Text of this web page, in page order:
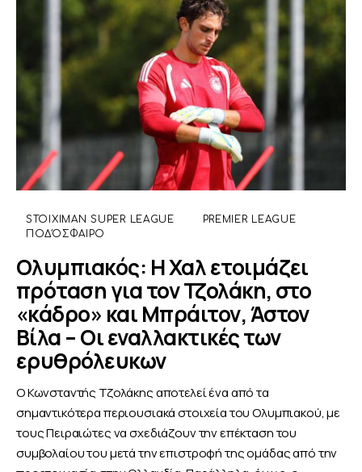
STOIXIMAN SUPER LEAGUE
PREMIER LEAGUE
ΠΟΔΌΣΦΑΙΡΟ
Ολυμπιακός: Η Χαλ ετοιμάζει
πρόταση για τον Τζολάκη, στο
«κάδρο» και Μπράιτον, Άστον
Βίλα – Οι εναλλακτικές των
ερυθρόλευκων
Ο Κωνσταντής Τζολάκης αποτελεί ένα από τα
σημαντικότερα περιουσιακά στοιχεία του Ολυμπιακού, με
τους Πειραιώτες να σχεδιάζουν την επέκταση του
συμβολαίου του μετά την επιστροφή της ομάδας από την